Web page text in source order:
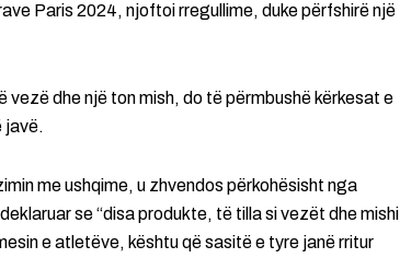
Paris 2024, njoftoi rregullime, duke përfshirë një
dhe një ton mish, do të përmbushë kërkesat e
javë.
me ushqime, u zhvendos përkohësisht nga
se “disa produkte, të tilla si vezët dhe mishi
e atletëve, kështu që sasitë e tyre janë rritur